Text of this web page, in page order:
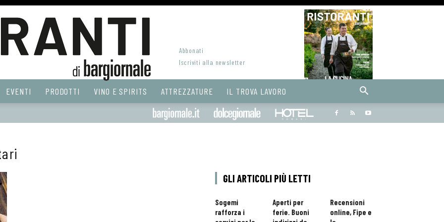
Abbonati
Iscriviti alla newsletter
EVENTI PRODOTTI VINO E SPIRITS ATTREZZATURE IL TROVA LAVORO
Bargiornale dolcegiornale
GLI ARTICOLI PIÙ LETTI
Sogemi
rafforza i
Aperti per
ferie. Buoni
Recensioni
online, Fipe e